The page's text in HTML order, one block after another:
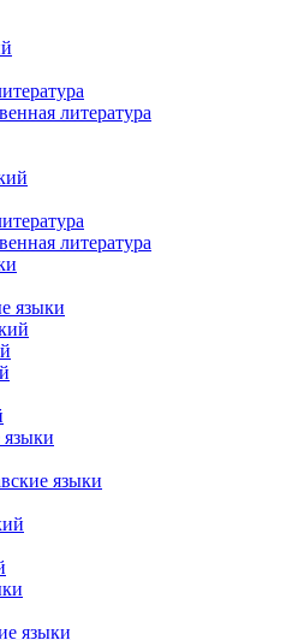
литература
литература
языки
языки
языки